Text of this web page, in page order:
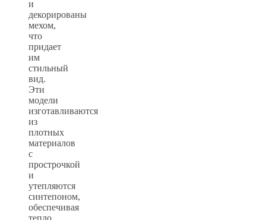
и
декорированы
мехом,
что
придает
им
стильный
вид.
Эти
модели
изготавливаются
из
плотных
материалов
с
прострочкой
и
утепляются
синтепоном,
обеспечивая